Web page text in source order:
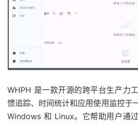
WHPH 是一款开源的跨平台生产力
惯追踪、时间统计和应用使用监控于
Windows 和 Linux。它帮助用户通